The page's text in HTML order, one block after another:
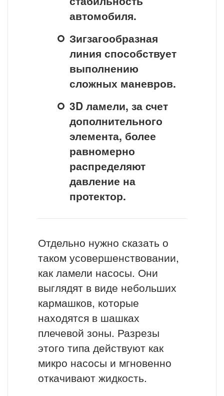
автомобиля.
Зигзагообразная
линия способствует
выполнению
сложных маневров.
3D ламели, за счет
дополнительного
элемента, более
равномерно
распределяют
давление на
протектор.
Отдельно нужно сказать о
таком усовершенствовании,
как ламели насосы. Они
выглядят в виде небольших
кармашков, которые
находятся в шашках
плечевой зоны. Разрезы
этого типа действуют как
микро насосы и мгновенно
откачивают жидкость.